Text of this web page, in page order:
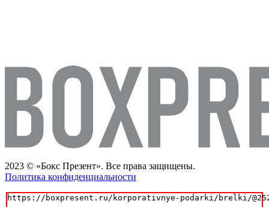
2023 © «Бокс Презент». Все права защищены.
Политика конфиденциальности
https://boxpresent.ru/korporativnye-podarki/brelki/